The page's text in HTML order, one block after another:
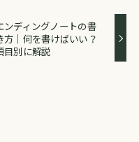
ンディングノートの書
方｜何を書けばいい？
目別に解説